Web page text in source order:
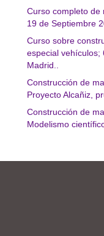
Curso completo de
19 de Septiembre
Curso sobre
especial vehículos;
Madrid..
Construcción de
Proyecto Alcañiz,
Construcción de
Modelismo